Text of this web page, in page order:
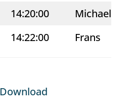
14:20:00
Michael
14:22:00 Frans
Download